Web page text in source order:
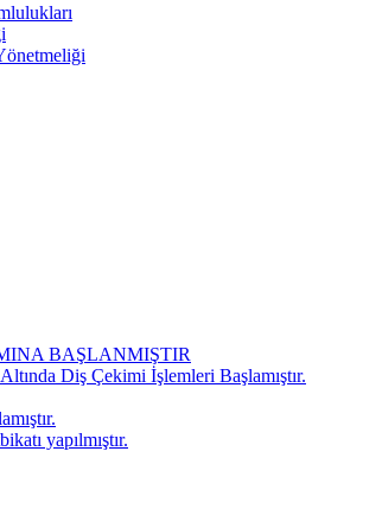
BAŞLANMIŞTIR
Diş Çekimi İşlemleri Başlamıştır.
yapılmıştır.